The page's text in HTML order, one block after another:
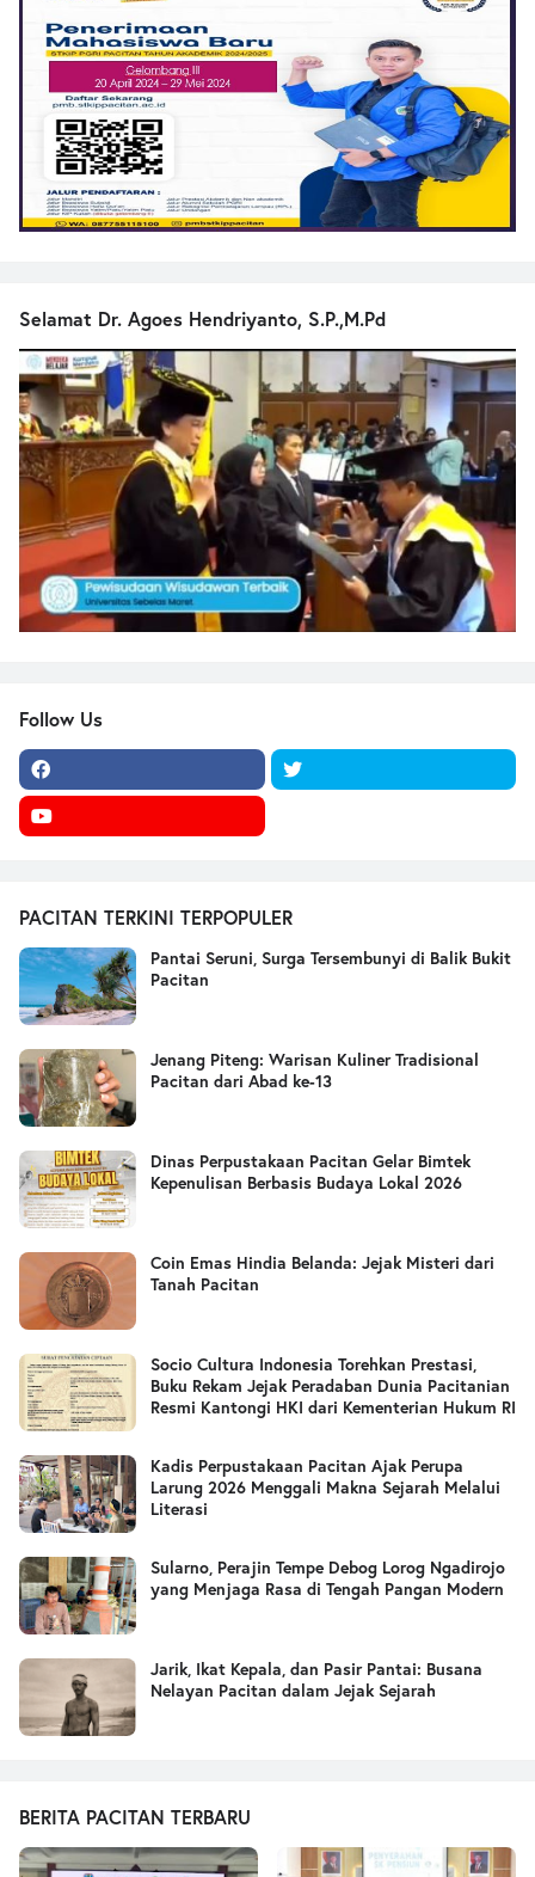
Selamat Dr. Agoes Hendriyanto, S.P.,M.Pd
Follow Us
PACITAN TERKINI TERPOPULER
Pantai Seruni, Surga Tersembunyi di Balik Bukit
Pacitan
Jenang Piteng: Warisan Kuliner Tradisional
Pacitan dari Abad ke-13
Dinas Perpustakaan Pacitan Gelar Bimtek
Kepenulisan Berbasis Budaya Lokal 2026
Coin Emas Hindia Belanda: Jejak Misteri dari
Tanah Pacitan
Socio Cultura Indonesia Torehkan Prestasi,
Buku Rekam Jejak Peradaban Dunia Pacitanian
Resmi Kantongi HKI dari Kementerian Hukum RI
Kadis Perpustakaan Pacitan Ajak Perupa
Larung 2026 Menggali Makna Sejarah Melalui
Literasi
Sularno, Perajin Tempe Debog Lorog Ngadirojo
yang Menjaga Rasa di Tengah Pangan Modern
Jarik, Ikat Kepala, dan Pasir Pantai: Busana
Nelayan Pacitan dalam Jejak Sejarah
BERITA PACITAN TERBARU